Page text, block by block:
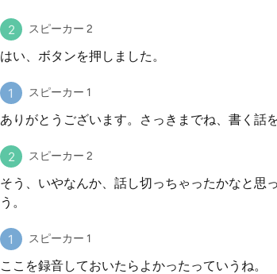
スピーカー 2
はい、ボタンを押しました。
スピーカー 1
ありがとうございます。さっきまでね、書く話
スピーカー 2
そう、いやなんか、話し切っちゃったかなと思
う。
スピーカー 1
ここを録音しておいたらよかったっていうね。